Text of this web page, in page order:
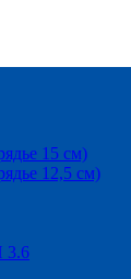
15 см)
12,5 см)
3.6